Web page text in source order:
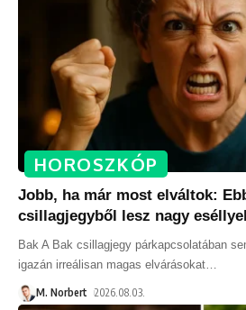
HOROSZKÓP
Jobb, ha már most elváltok:
csillagjegyből lesz nagy
Bak A Bak csillagjegy párkapcsolatában
igazán irreálisan magas elvárásokat…
M. Norbert 2026.08.03.